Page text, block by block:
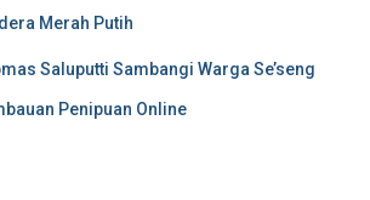
Merah Putih
Saluputti Sambangi Warga Se’seng
Penipuan Online